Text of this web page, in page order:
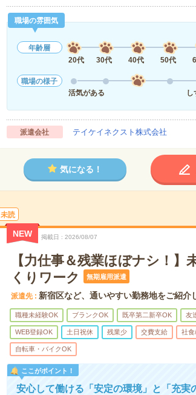
職場の雰囲気
年齢層
20代
30代 40代 50代
職場の様子
活気がある
し
派遣会社 テイケイネクスト株式会社
気になる！
未読
NEW 掲載日 2026/08/07
【力仕事＆残業ほぼナシ！
くりワーク
無期雇用派遣
派遣先 新宿区など、通いやすい勤務地をご紹介
職種未経験OK ブランクOK 既卒第二新卒OK 友
WEB登録OK 土日祝休 残業少 交費支給 社食
自転車・バイクOK
ここがポイント！
安心して働ける「安定の環境」と「充実